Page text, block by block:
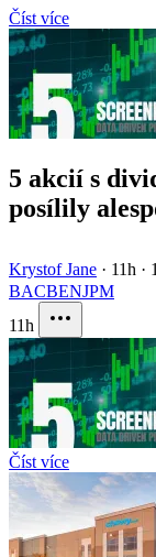
Číst více
5 akcií s
posílily
Krystof Jane · 11h ·
BACBENJPM
11h
Číst více